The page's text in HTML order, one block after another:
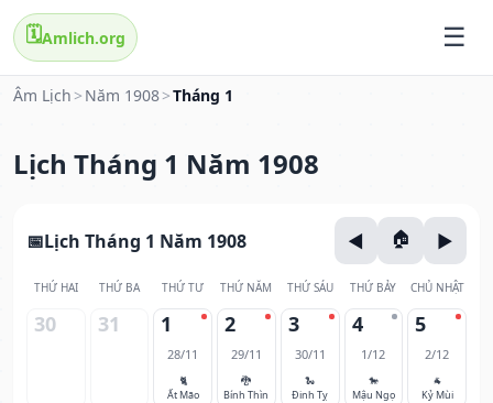
🗓️Amlich.org
Âm Lịch > Năm 1908>Tháng 1
Lịch Tháng 1 Năm 1908
Lịch Tháng 1 Năm 1908
THỨ HAI THỨ BA THỨ TƯ THỨ NĂM THỨ SÁU THỨ BẢY CHỦ NHẬT
30 31 1
28/11
🐈
Ất Mão
2
29/11
🐉
Bính Thìn
3
30/11
🐍
Đinh Tỵ
4
1/12
🐎
Mậu Ngọ
5
2/12
🐐
Kỷ Mùi